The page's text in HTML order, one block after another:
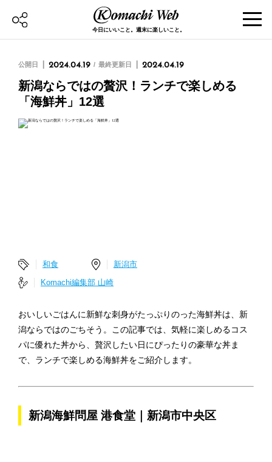
今日にいいこと。週末に楽しいこと。
公開日 2024.04.19 最終更新日 2024.04.19
新潟ならではの贅沢！ランチで楽しめる
「海鮮丼」12選
和食
新潟市
Komachi編集部 山崎
おいしいごはんに新鮮な刺身がたっぷりのった海鮮丼は、新
潟ならではのごちそう。この記事では、気軽に楽しめるコス
パに優れた丼から、贅沢したい日にぴったりの豪華な丼ま
で、ランチで楽しめる海鮮丼をご紹介します。
新潟海鮮問屋 港食堂｜新潟市中央区